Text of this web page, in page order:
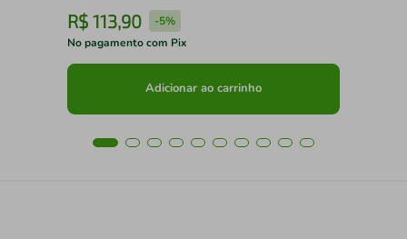
R$ 113,90 -5%
No pagamento com Pix
Adicionar ao carrinho